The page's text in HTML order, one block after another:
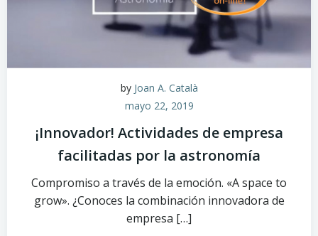
by Joan A. Català
mayo 22, 2019
¡Innovador! Actividades de empresa
facilitadas por la astronomía
Compromiso a través de la emoción. «A space to
grow». ¿Conoces la combinación innovadora de
empresa […]